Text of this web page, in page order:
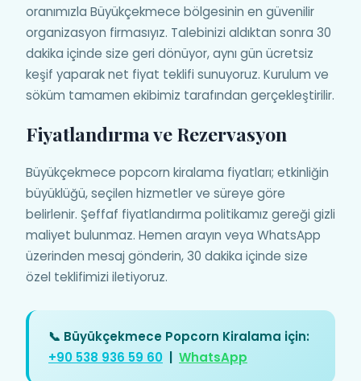
oranımızla Büyükçekmece bölgesinin en güvenilir
organizasyon firmasıyız. Talebinizi aldıktan sonra 30
dakika içinde size geri dönüyor, aynı gün ücretsiz
keşif yaparak net fiyat teklifi sunuyoruz. Kurulum ve
söküm tamamen ekibimiz tarafından gerçekleştirilir.
Fiyatlandırma ve Rezervasyon
Büyükçekmece popcorn kiralama fiyatları; etkinliğin
büyüklüğü, seçilen hizmetler ve süreye göre
belirlenir. Şeffaf fiyatlandırma politikamız gereği gizli
maliyet bulunmaz. Hemen arayın veya WhatsApp
üzerinden mesaj gönderin, 30 dakika içinde size
özel teklifimizi iletiyoruz.
📞 Büyükçekmece Popcorn Kiralama için:
+90 538 936 59 60
WhatsApp